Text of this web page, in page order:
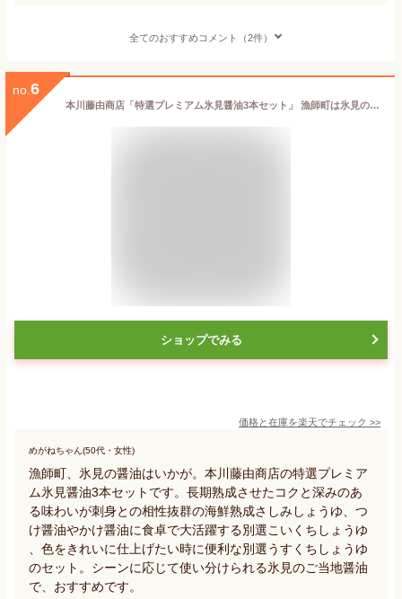
全てのおすすめコメント（2件）
no. 6
本川藤由商店「特選プレミアム氷見醤油3本セット」 漁師町は氷見の醤油
ショップでみる
価格と在庫を楽天でチェック >>
めがねちゃん(50代・女性)
漁師町、氷見の醤油はいかが。本川藤由商店の特選プレミア
ム氷見醤油3本セットです。長期熟成させたコクと深みのあ
る味わいが刺身との相性抜群の海鮮熟成さしみしょうゆ、つ
け醤油やかけ醤油に食卓で大活躍する別選こいくちしょうゆ
、色をきれいに仕上げたい時に便利な別選うすくちしょうゆ
のセット。シーンに応じて使い分けられる氷見のご当地醤油
で、おすすめです。